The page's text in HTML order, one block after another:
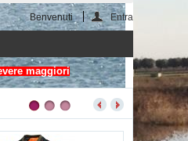
Benvenuti Entra
maggiori